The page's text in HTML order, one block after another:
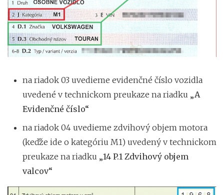
na riadok 03 uvedieme evidenčné číslo vozidla
uvedené v technickom preukaze na riadku „A
Evidenčné číslo“
na riadok 04 uvedieme zdvihový objem motora
(keďže ide o kategóriu M1) uvedený v technickom
preukaze na riadku „14 P.1 Zdvihový objem
valcov“